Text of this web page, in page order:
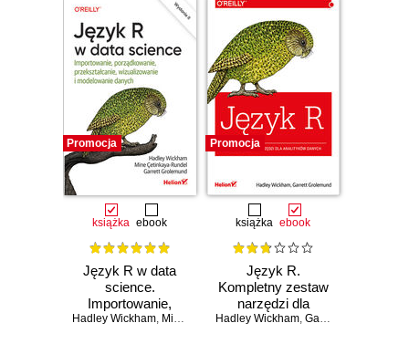
Promocja
książka ebook
Język R w data
science.
Importowanie,
porządkowanie,
Hadley Wickham, Mine Çetinkaya-Rundel ,Garrett Grolemund
Promocja
książka ebook
Język R.
Kompletny zestaw
narzędzi dla
analityków danych
Hadley Wickham, Garrett Grolemund